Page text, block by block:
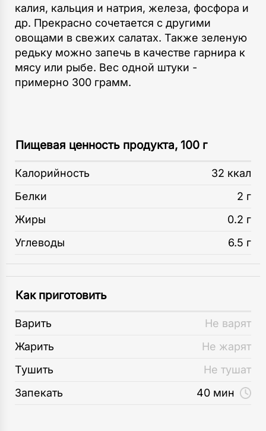
калия, кальция и натрия, железа, фосфора и
др. Прекрасно сочетается с другими
овощами в свежих салатах. Также зеленую
редьку можно запечь в качестве гарнира к
мясу или рыбе. Вес одной штуки -
примерно 300 грамм.
Пищевая ценность продукта, 100 г
Калорийность
32 ккал
Белки
2 г
Жиры
0.2 г
Углеводы
6.5 г
Как приготовить
Варить
Не варят
Жарить
Не жарят
Тушить
Не тушат
Запекать
40 мин